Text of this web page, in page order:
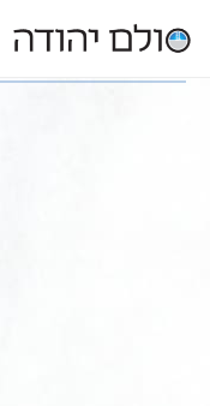
עמוד ראשי חנות ספרי
ספר הזוהר על אידרא זוטא